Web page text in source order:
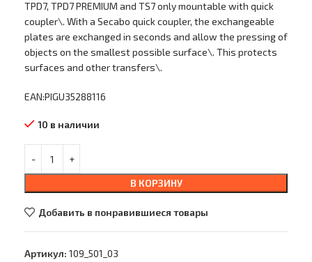
TPD7, TPD7 PREMIUM and TS7 only mountable with quick
coupler\. With a Secabo quick coupler, the exchangeable
plates are exchanged in seconds and allow the pressing of
objects on the smallest possible surface\. This protects
surfaces and other transfers\.
EAN:PIGU35288116
10 в наличии
В КОРЗИНУ
Добавить в понравившиеся товары
Артикул: 109_501_03